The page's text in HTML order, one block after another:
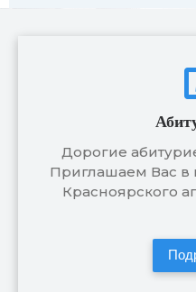
Дорогие
Приглашаем Вас
Красноярского